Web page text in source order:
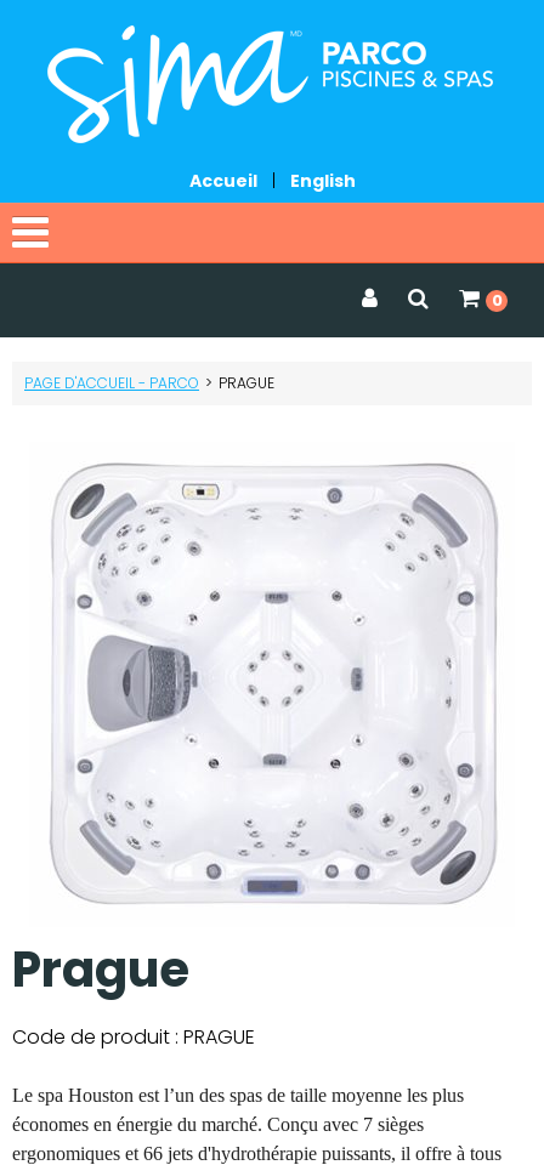
Accueil English
Catalogue
Services
Demander une soumission
Nos réalisations
0
PAGE D'ACCUEIL - PARCO > PRAGUE
Prague
Code de produit : PRAGUE
Le spa Houston est l’un des spas de taille moyenne les plus
économes en énergie du marché. Conçu avec 7 sièges
ergonomiques et 66 jets d'hydrothérapie puissants, il offre à tous